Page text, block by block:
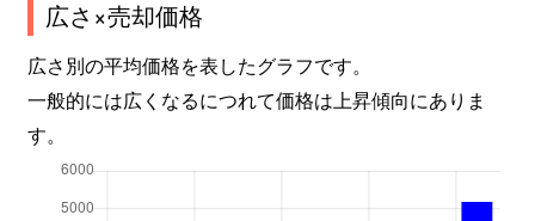
広さ×売却価格
広さ別の平均価格を表したグラフです。
一般的には広くなるにつれて価格は上昇傾向にありま
す。